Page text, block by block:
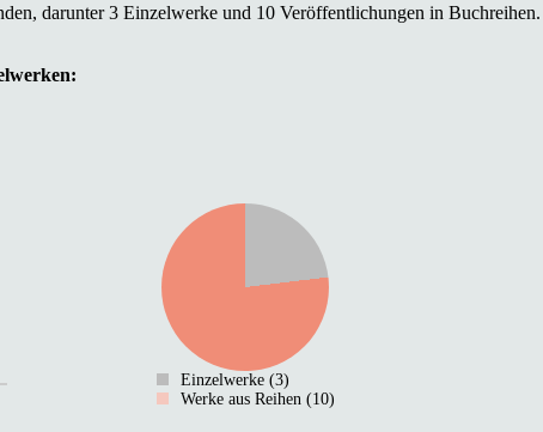
darunter 3 Einzelwerke und 10 Veröffentlichungen in Buchreihen.
Einzelwerke (3)
Werke aus Reihen (10)